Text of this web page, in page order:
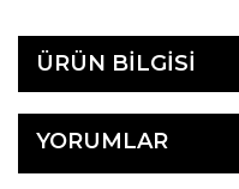
ÜRÜN BİLGİSİ
YORUMLAR